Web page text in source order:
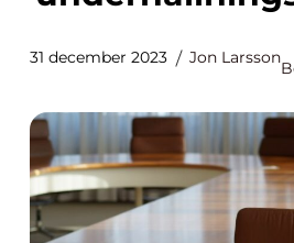
31 december 2023 Jon Larsson